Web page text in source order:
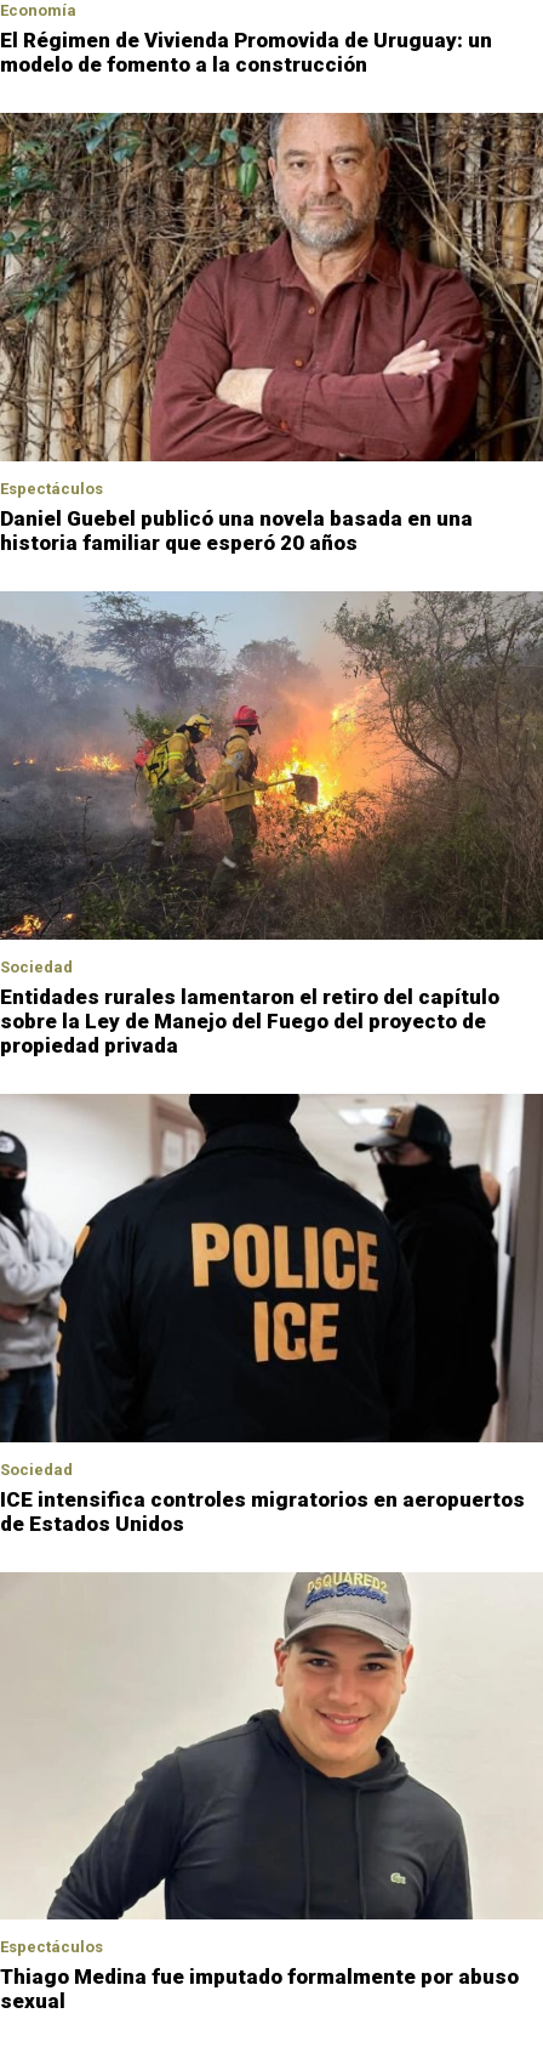
Economía
El Régimen de Vivienda Promovida de Uruguay: un
modelo de fomento a la construcción
Espectáculos
Daniel Guebel publicó una novela basada en una
historia familiar que esperó 20 años
Sociedad
Entidades rurales lamentaron el retiro del capítulo
sobre la Ley de Manejo del Fuego del proyecto de
propiedad privada
Sociedad
ICE intensifica controles migratorios en aeropuertos
de Estados Unidos
Espectáculos
Thiago Medina fue imputado formalmente por abuso
sexual